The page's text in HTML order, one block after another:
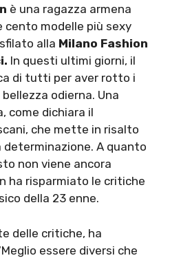
è una ragazza armena
modelle più sexy
alla Milano Fashion
In questi ultimi giorni, il
di tutti per aver rotto i
bellezza odierna. Una
come dichiara il
che mette in risalto
A quanto
non viene ancora
ha risparmiato le critiche
della 23 enne.
delle critiche, ha
essere diversi che